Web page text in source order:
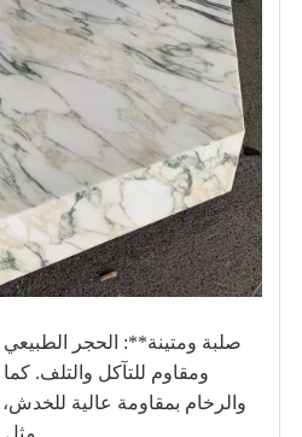
ومقاوم للتآكل والتلف. كما
والرخام بمقاومة عالية
مثل أسطح الطاولات والمطابخ.